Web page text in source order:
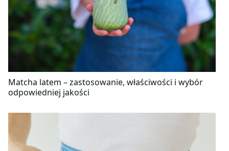
Matcha latem – zastosowanie, właściwości i wybór
odpowiedniej jakości